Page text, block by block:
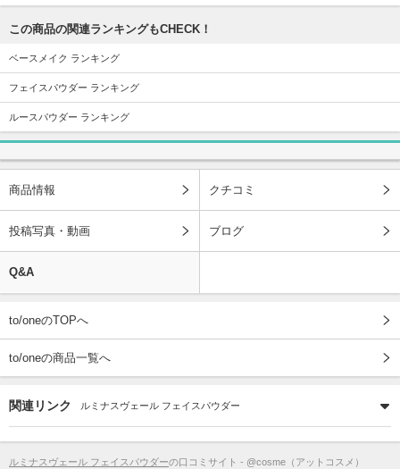
この商品の関連ランキングもCHECK！
ベースメイク ランキング
フェイスパウダー ランキング
ルースパウダー ランキング
商品情報 クチコミ
投稿写真・動画 ブログ
Q&A
to/oneのTOPへ
to/oneの商品一覧へ
関連リンク ルミナスヴェール フェイスパウダー
ルミナスヴェール フェイスパウダーの口コミサイト - @cosme（アットコスメ）